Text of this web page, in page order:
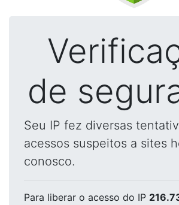
de
Seu IP fez diversas
acessos suspeitos a sites
conosco.
Para liberar o acesso do IP